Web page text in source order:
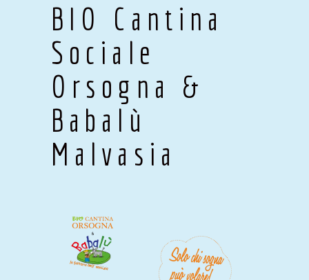
BIO Cantina
Sociale
Orsogna &
Babalù
Malvasia